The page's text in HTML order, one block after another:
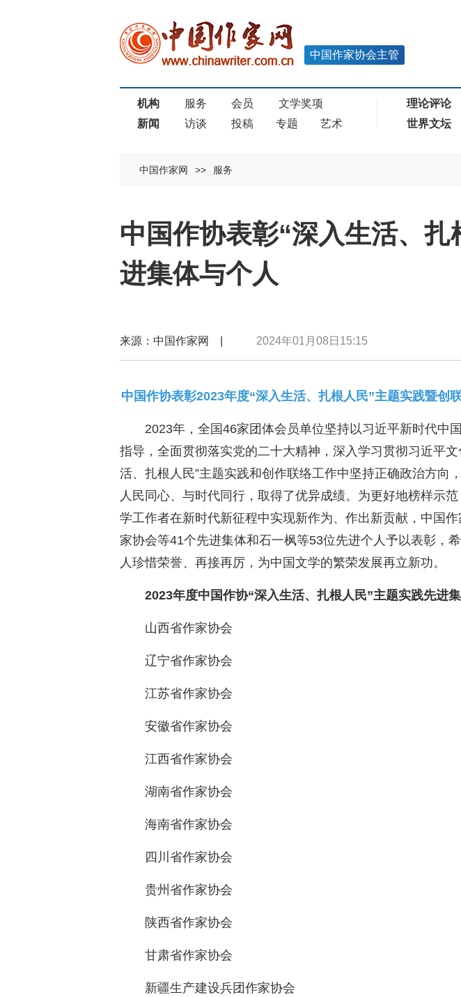
中国作家协会主管
机构 服务 会员
文学奖项
新闻
访谈 投稿 专题 艺术
理论评论
世界文坛
中国作家网 >> 服务
中国作协表彰“深入生活、
进集体与个人
来源：中国作家网 | 2024年01月08日15:15
中国作协表彰2023年度“深入生活、扎根人民”主题实践暨创
2023年，全国46家团体会员单位坚持以习近平新时代中
指导，全面贯彻落实党的二十大精神，深入学习贯彻习近平文
活、扎根人民”主题实践和创作联络工作中坚持正确政治方向
人民同心、与时代同行，取得了优异成绩。为更好地榜样示
学工作者在新时代新征程中实现新作为、作出新贡献，中国
家协会等41个先进集体和石一枫等53位先进个人予以表彰，
人珍惜荣誉、再接再厉，为中国文学的繁荣发展再立新功。
2023年度中国作协“深入生活、扎根人民”主题实践先进集
山西省作家协会
辽宁省作家协会
江苏省作家协会
安徽省作家协会
江西省作家协会
湖南省作家协会
海南省作家协会
四川省作家协会
贵州省作家协会
陕西省作家协会
甘肃省作家协会
新疆生产建设兵团作家协会